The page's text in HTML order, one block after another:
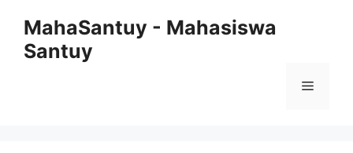
MahaSantuy - Mahasiswa
Santuy
Menu